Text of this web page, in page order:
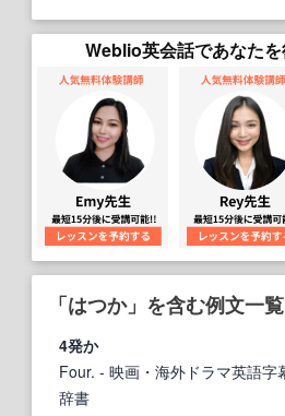
Weblio英会話であなたを
「はつか」を含む例文一
4発か
Four. - 映画・海外ドラマ英語字
辞書